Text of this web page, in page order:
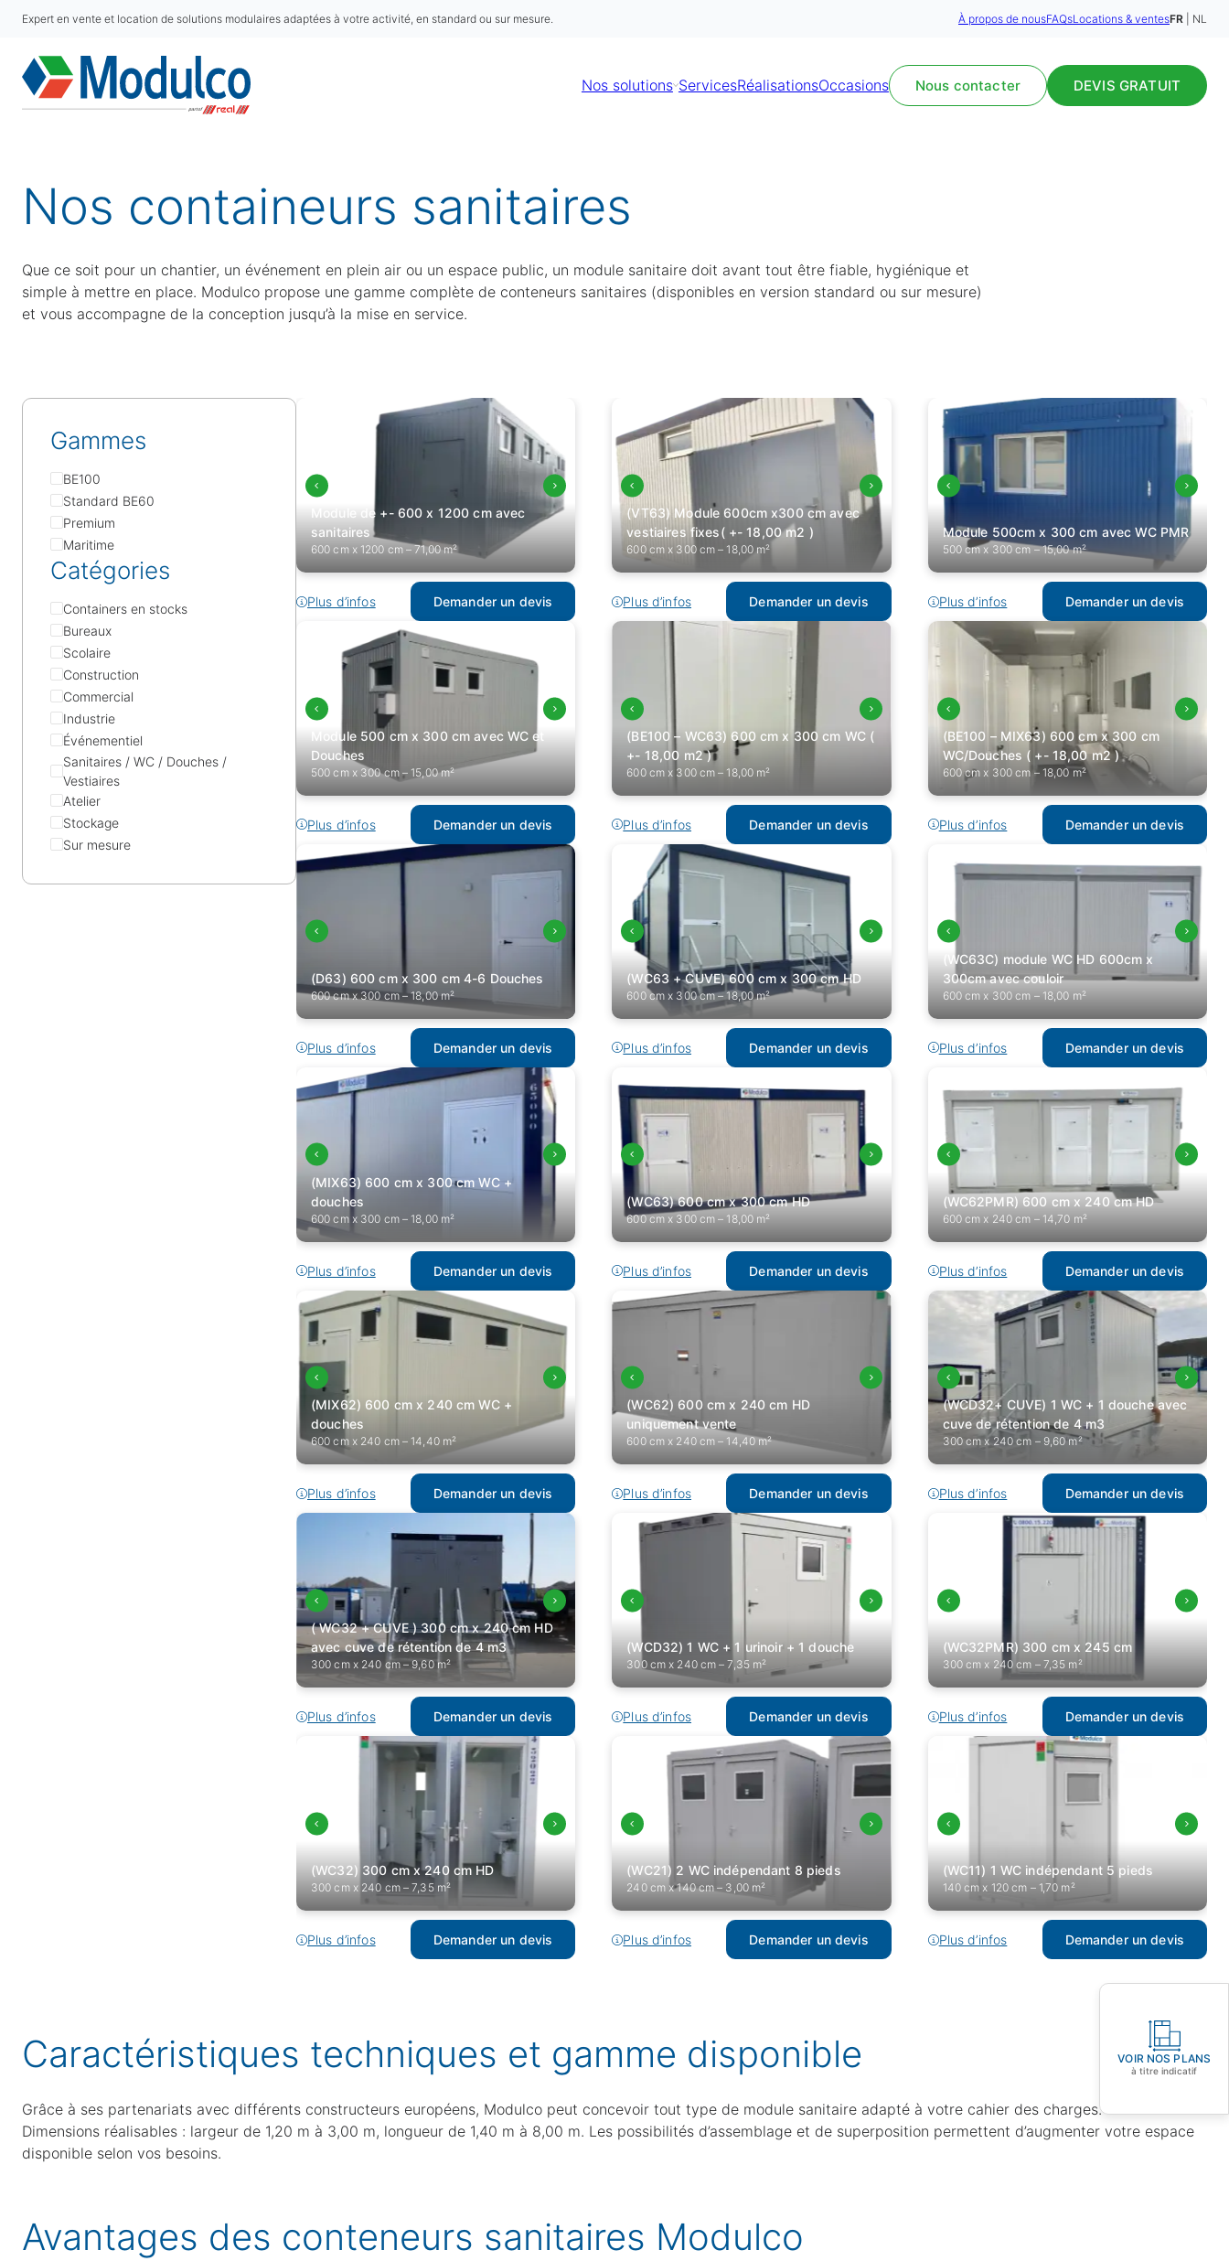
Expert en vente et location de solutions modulaires adaptées à votre activité, en standard ou sur mesure. À propos de nousFAQsLocations & ventesFR NL
Nos solutions ServicesRéalisationsOccasions Nous contacter DEVIS GRATUIT
Demande de devis
Merci de compléter ces quelques informations pour
accéder à la demande en ligne :
Prénom Obligatoire
Que recherchez-vous ? Obligatoire
Annuler Continuer
Nos containeurs sanitaires
Que ce soit pour un chantier, un événement en plein air ou un espace public, un module sanitaire doit avant tout être fiable, hygiénique et
simple à mettre en place. Modulco propose une gamme complète de conteneurs sanitaires (disponibles en version standard ou sur mesure)
et vous accompagne de la conception jusqu’à la mise en service.
Gammes
BE100
Standard BE60
Premium
Maritime
Catégories
Containers en stocks
Bureaux
Scolaire
Construction
Commercial
Industrie
Événementiel
Sanitaires / WC / Douches /
Vestiaires
Atelier
Stockage
Sur mesure
Module de +- 600 x 1200 cm avec
sanitaires
600 cm x 1200 cm – 71,00 m²
Plus d’infos Demander un devis
(VT63) Module 600cm x300 cm avec
vestiaires fixes( +- 18,00 m2 )
600 cm x 300 cm – 18,00 m²
Plus d’infos Demander un devis
Module 500cm x 300 cm avec WC PMR
500 cm x 300 cm – 15,00 m²
Plus d’infos Demander un devis
Module 500 cm x 300 cm avec WC et
Douches
500 cm x 300 cm – 15,00 m²
Plus d’infos Demander un devis
(BE100 – WC63) 600 cm x 300 cm WC (
+- 18,00 m2 )
600 cm x 300 cm – 18,00 m²
Plus d’infos Demander un devis
(BE100 – MIX63) 600 cm x 300 cm
WC/Douches ( +- 18,00 m2 )
600 cm x 300 cm – 18,00 m²
Plus d’infos Demander un devis
(D63) 600 cm x 300 cm 4-6 Douches
600 cm x 300 cm – 18,00 m²
Plus d’infos Demander un devis
(WC63 + CUVE) 600 cm x 300 cm HD
600 cm x 300 cm – 18,00 m²
Plus d’infos Demander un devis
(WC63C) module WC HD 600cm x
300cm avec couloir
600 cm x 300 cm – 18,00 m²
Plus d’infos Demander un devis
(MIX63) 600 cm x 300 cm WC +
douches
600 cm x 300 cm – 18,00 m²
Plus d’infos Demander un devis
(WC63) 600 cm x 300 cm HD
600 cm x 300 cm – 18,00 m²
Plus d’infos Demander un devis
(WC62PMR) 600 cm x 240 cm HD
600 cm x 240 cm – 14,70 m²
Plus d’infos Demander un devis
(MIX62) 600 cm x 240 cm WC +
douches
600 cm x 240 cm – 14,40 m²
Plus d’infos Demander un devis
(WC62) 600 cm x 240 cm HD
uniquement vente
600 cm x 240 cm – 14,40 m²
Plus d’infos Demander un devis
(WCD32+ CUVE) 1 WC + 1 douche avec
cuve de rétention de 4 m3
300 cm x 240 cm – 9,60 m²
Plus d’infos Demander un devis
( WC32 + CUVE ) 300 cm x 240 cm HD
avec cuve de rétention de 4 m3
300 cm x 240 cm – 9,60 m²
Plus d’infos Demander un devis
(WCD32) 1 WC + 1 urinoir + 1 douche
300 cm x 240 cm – 7,35 m²
Plus d’infos Demander un devis
(WC32PMR) 300 cm x 245 cm
300 cm x 240 cm – 7,35 m²
Plus d’infos Demander un devis
(WC32) 300 cm x 240 cm HD
300 cm x 240 cm – 7,35 m²
Plus d’infos Demander un devis
(WC21) 2 WC indépendant 8 pieds
240 cm x 140 cm – 3,00 m²
Plus d’infos Demander un devis
(WC11) 1 WC indépendant 5 pieds
140 cm x 120 cm – 1,70 m²
Plus d’infos Demander un devis
Caractéristiques techniques et gamme disponible
Grâce à ses partenariats avec différents constructeurs européens, Modulco peut concevoir tout type de module sanitaire adapté à votre cahier des charges.
Dimensions réalisables : largeur de 1,20 m à 3,00 m, longueur de 1,40 m à 8,00 m. Les possibilités d’assemblage et de superposition permettent d’augmenter votre espace
disponible selon vos besoins.
Avantages des conteneurs sanitaires Modulco
VOIR NOS PLANS
à titre indicatif
Nos plans
Fiche technique Premium
Plan premium 600 x 1200 cm avec sanitaires
(VT63)
(BE100-M63) 600 cm x 300 cm ( +- 18,00 m² )
BE100 plan WC63